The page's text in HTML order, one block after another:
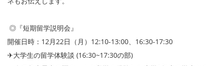
◎『短期留学説明会』
開催日時：12月22日（月）12:10-13:00、16:30-17:30
✈大学生の留学体験談 (16:30~17:30の部)